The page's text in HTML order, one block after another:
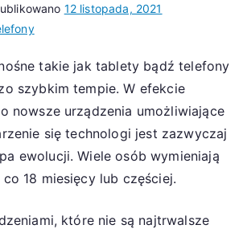
12 listopada, 2021
takie jak tablety bądź telefony
szybkim tempie. W efekcie
nowsze urządzenia umożliwiające
się technologi jest zazwyczaj
ewolucji. Wiele osób wymieniają
18 miesięcy lub częściej.
które nie są najtrwalsze